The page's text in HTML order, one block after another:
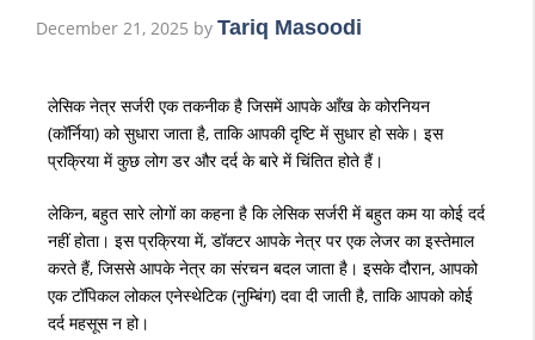
December 21, 2025 by Tariq Masoodi
लेसिक नेत्र सर्जरी एक तकनीक है जिसमें आपके आँख के कोरनियन
(कॉर्निया) को सुधारा जाता है, ताकि आपकी दृष्टि में सुधार हो सके। इस
प्रक्रिया में कुछ लोग डर और दर्द के बारे में चिंतित होते हैं।
लेकिन, बहुत सारे लोगों का कहना है कि लेसिक सर्जरी में बहुत कम या कोई दर्द
नहीं होता। इस प्रक्रिया में, डॉक्टर आपके नेत्र पर एक लेजर का इस्तेमाल
करते हैं, जिससे आपके नेत्र का संरचन बदल जाता है। इसके दौरान, आपको
एक टॉपिकल लोकल एनेस्थेटिक(नुम्बिंग) दवा दी जाती है, ताकि आपको कोई
दर्द महसूस न हो।